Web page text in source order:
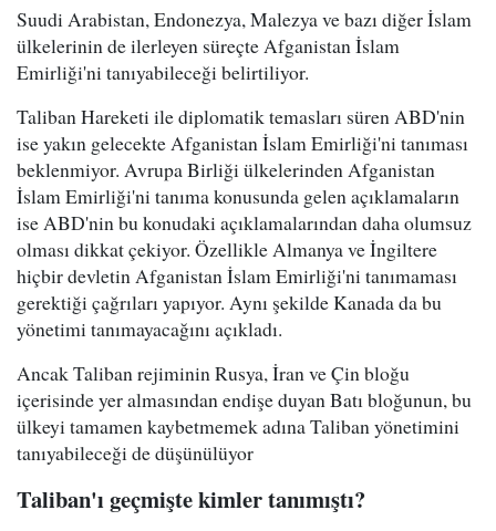
Suudi Arabistan, Endonezya, Malezya ve bazı diğer İslam
ülkelerinin de ilerleyen süreçte Afganistan İslam
Emirliği'ni tanıyabileceği belirtiliyor.
Taliban Hareketi ile diplomatik temasları süren ABD'nin
ise yakın gelecekte Afganistan İslam Emirliği'ni tanıması
beklenmiyor. Avrupa Birliği ülkelerinden Afganistan
İslam Emirliği'ni tanıma konusunda gelen açıklamaların
ise ABD'nin bu konudaki açıklamalarından daha olumsuz
olması dikkat çekiyor. Özellikle Almanya ve İngiltere
hiçbir devletin Afganistan İslam Emirliği'ni tanımaması
gerektiği çağrıları yapıyor. Aynı şekilde Kanada da bu
yönetimi tanımayacağını açıkladı.
Ancak Taliban rejiminin Rusya, İran ve Çin bloğu
içerisinde yer almasından endişe duyan Batı bloğunun, bu
ülkeyi tamamen kaybetmemek adına Taliban yönetimini
tanıyabileceği de düşünülüyor
Taliban'ı geçmişte kimler tanımıştı?